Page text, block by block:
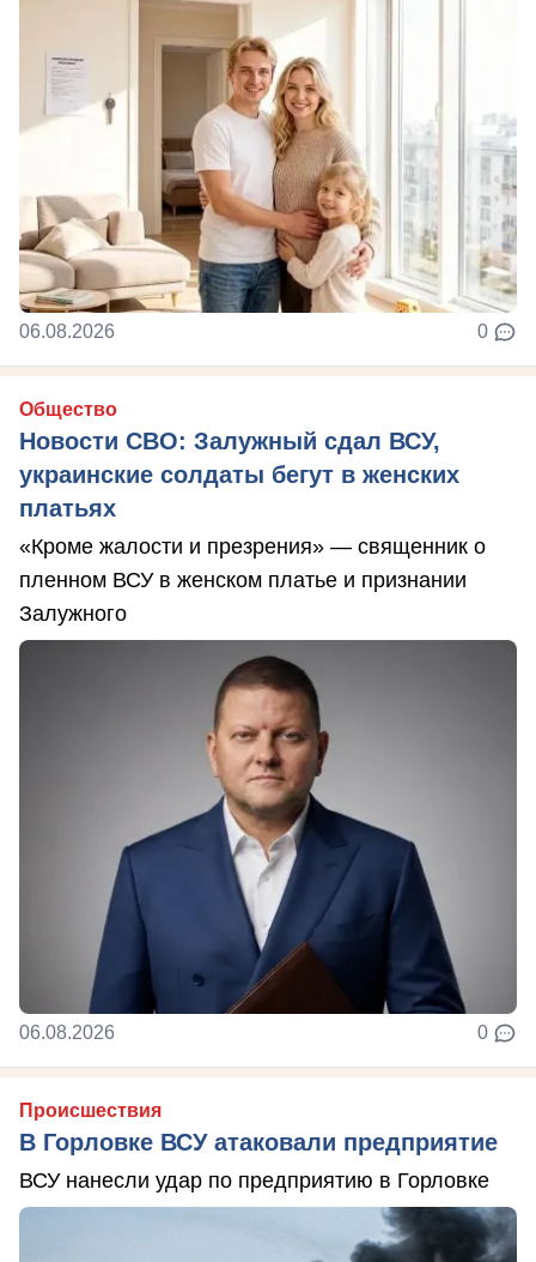
06.08.2026 0
Общество
Новости СВО: Залужный сдал ВСУ,
украинские солдаты бегут в женских
платьях
«Кроме жалости и презрения» — священник о
пленном ВСУ в женском платье и признании
Залужного
06.08.2026 0
Происшествия
В Горловке ВСУ атаковали предприятие
ВСУ нанесли удар по предприятию в Горловке